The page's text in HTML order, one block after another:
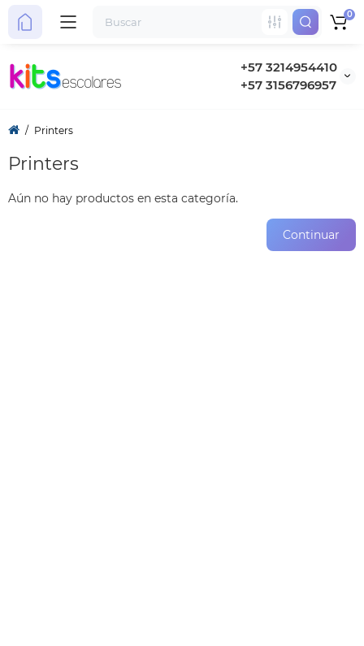
+57 3214954410
+57 3156796957
0
Printers
Printers
Aún no hay productos en esta categoría.
Continuar